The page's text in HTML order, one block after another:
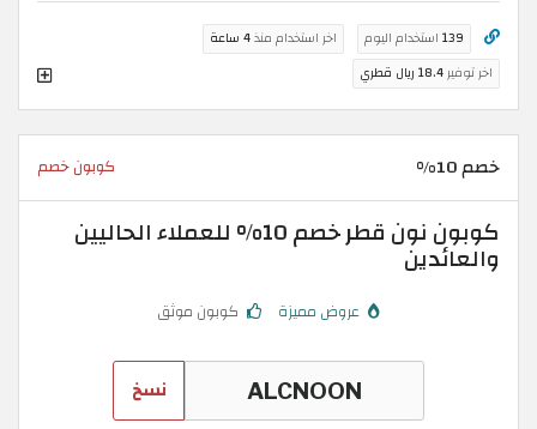
139 استخدام اليوم اخر استخدام منذ4 ساعة
اخر توفير18.4 ريال قطري
خصم 10% كوبون خصم
كوبون نون قطر خصم 10% للعملاء الحاليين
والعائدين
عروض مميزة كوبون موثق
نسخ